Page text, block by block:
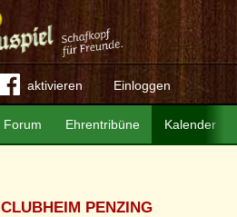
aktivieren Einloggen
Forum Ehrentribüne Kalender
CLUBHEIM PENZING